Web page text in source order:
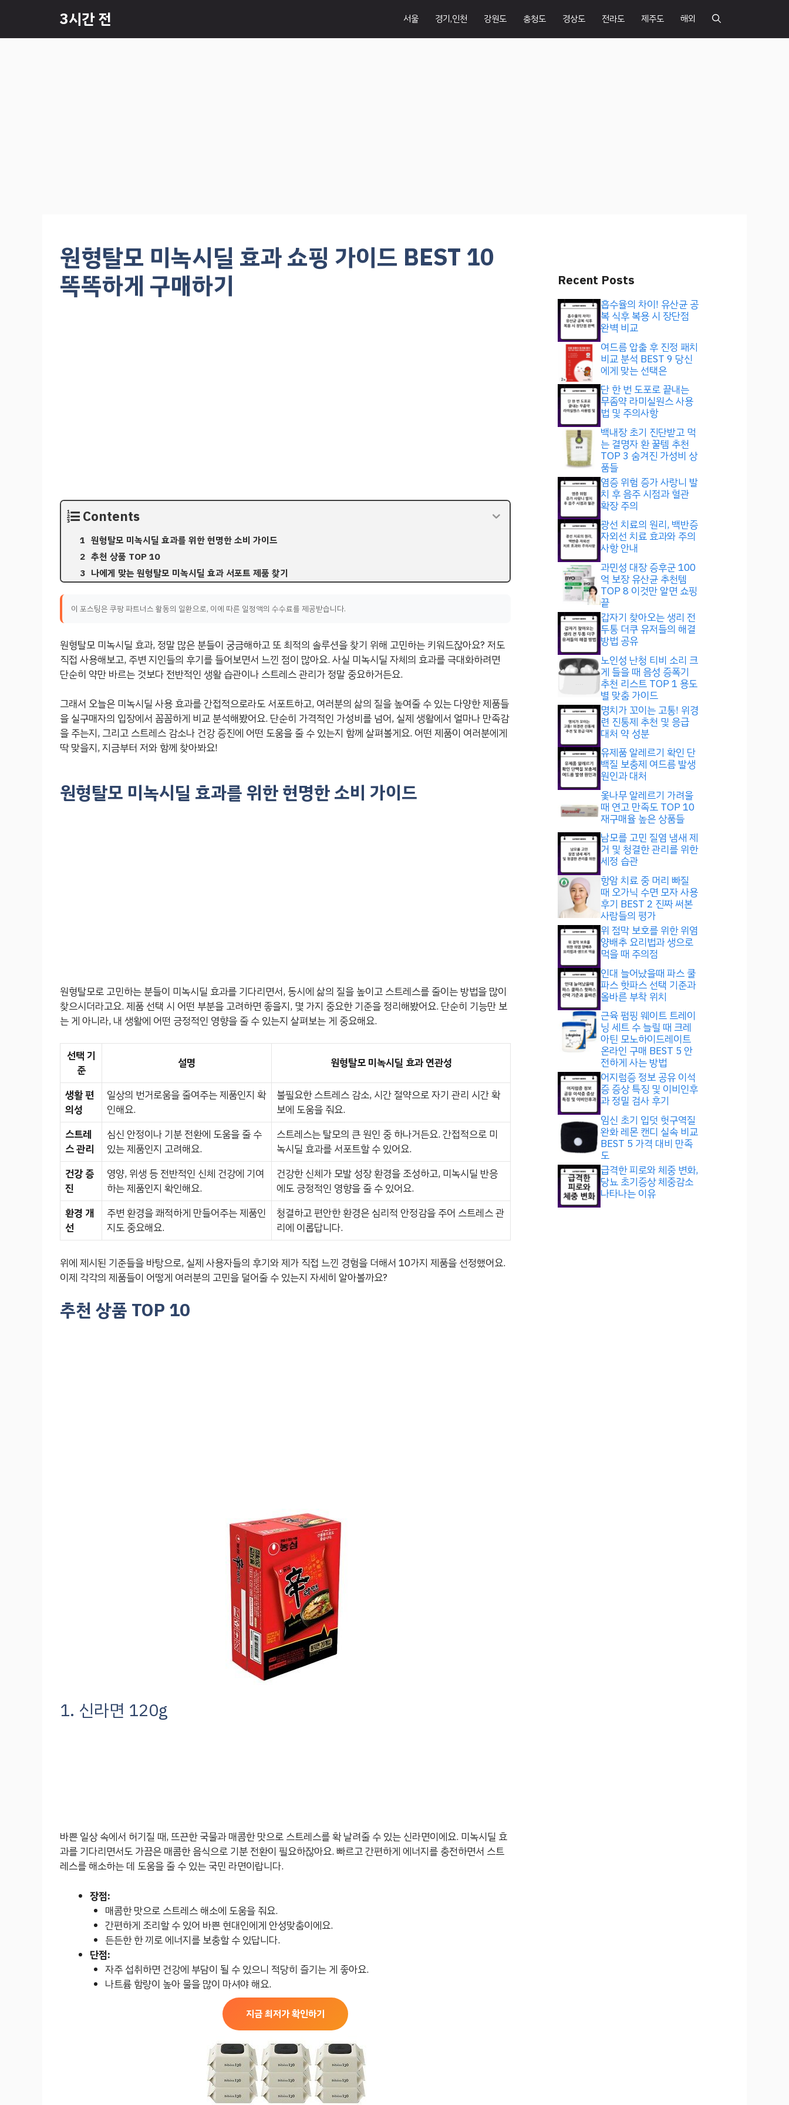
츠
3시간 전 서울 경기,인천 강원도 충청도 경상도 전라도 제주도 해외
원형탈모 미녹시딜 효과 쇼핑 가이드 BEST 10
똑똑하게 구매하기
Contents
원형탈모 미녹시딜 효과를 위한 현명한 소비 가이드
추천 상품 TOP 10
나에게 맞는 원형탈모 미녹시딜 효과 서포트 제품 찾기
이 포스팅은 쿠팡 파트너스 활동의 일환으로, 이에 따른 일정액의 수수료를 제공받습니다.
원형탈모 미녹시딜 효과, 정말 많은 분들이 궁금해하고 또 최적의 솔루션을 찾기 위해 고민하는 키워드잖아요? 저도
직접 사용해보고, 주변 지인들의 후기를 들어보면서 느낀 점이 많아요. 사실 미녹시딜 자체의 효과를 극대화하려면
단순히 약만 바르는 것보다 전반적인 생활 습관이나 스트레스 관리가 정말 중요하거든요.
그래서 오늘은 미녹시딜 사용 효과를 간접적으로라도 서포트하고, 여러분의 삶의 질을 높여줄 수 있는 다양한 제품들
을 실구매자의 입장에서 꼼꼼하게 비교 분석해봤어요. 단순히 가격적인 가성비를 넘어, 실제 생활에서 얼마나 만족감
을 주는지, 그리고 스트레스 감소나 건강 증진에 어떤 도움을 줄 수 있는지 함께 살펴볼게요. 어떤 제품이 여러분에게
딱 맞을지, 지금부터 저와 함께 찾아봐요!
원형탈모 미녹시딜 효과를 위한 현명한 소비 가이드
원형탈모로 고민하는 분들이 미녹시딜 효과를 기다리면서, 동시에 삶의 질을 높이고 스트레스를 줄이는 방법을 많이
찾으시더라고요. 제품 선택 시 어떤 부분을 고려하면 좋을지, 몇 가지 중요한 기준을 정리해봤어요. 단순히 기능만 보
는 게 아니라, 내 생활에 어떤 긍정적인 영향을 줄 수 있는지 살펴보는 게 중요해요.
선택 기
준
설명 원형탈모 미녹시딜 효과 연관성
생활 편
의성
일상의 번거로움을 줄여주는 제품인지 확
인해요.
불필요한 스트레스 감소, 시간 절약으로 자기 관리 시간 확
보에 도움을 줘요.
스트레
스 관리
심신 안정이나 기분 전환에 도움을 줄 수
있는 제품인지 고려해요.
스트레스는 탈모의 큰 원인 중 하나거든요. 간접적으로 미
녹시딜 효과를 서포트할 수 있어요.
건강 증
진
영양, 위생 등 전반적인 신체 건강에 기여
하는 제품인지 확인해요.
건강한 신체가 모발 성장 환경을 조성하고, 미녹시딜 반응
에도 긍정적인 영향을 줄 수 있어요.
환경 개
선
주변 환경을 쾌적하게 만들어주는 제품인
지도 중요해요.
청결하고 편안한 환경은 심리적 안정감을 주어 스트레스 관
리에 이롭답니다.
위에 제시된 기준들을 바탕으로, 실제 사용자들의 후기와 제가 직접 느낀 경험을 더해서 10가지 제품을 선정했어요.
이제 각각의 제품들이 어떻게 여러분의 고민을 덜어줄 수 있는지 자세히 알아볼까요?
추천 상품 TOP 10
1. 신라면 120g
바쁜 일상 속에서 허기질 때, 뜨끈한 국물과 매콤한 맛으로 스트레스를 확 날려줄 수 있는 신라면이에요. 미녹시딜 효
과를 기다리면서도 가끔은 매콤한 음식으로 기분 전환이 필요하잖아요. 빠르고 간편하게 에너지를 충전하면서 스트
레스를 해소하는 데 도움을 줄 수 있는 국민 라면이랍니다.
장점:
매콤한 맛으로 스트레스 해소에 도움을 줘요.
간편하게 조리할 수 있어 바쁜 현대인에게 안성맞춤이에요.
든든한 한 끼로 에너지를 보충할 수 있답니다.
단점:
자주 섭취하면 건강에 부담이 될 수 있으니 적당히 즐기는 게 좋아요.
나트륨 함량이 높아 물을 많이 마셔야 해요.
지금 최저가 확인하기
Recent Posts
흡수율의 차이! 유산균 공
복 식후 복용 시 장단점
완벽 비교
여드름 압출 후 진정 패치
비교 분석 BEST 9 당신
에게 맞는 선택은
단 한 번 도포로 끝내는
무좀약 라미실원스 사용
법 및 주의사항
백내장 초기 진단받고 먹
는 결명자 환 꿀템 추천
TOP 3 숨겨진 가성비 상
품들
염증 위험 증가 사랑니 발
치 후 음주 시점과 혈관
확장 주의
광선 치료의 원리, 백반증
자외선 치료 효과와 주의
사항 안내
과민성 대장 증후군 100
억 보장 유산균 추천템
TOP 8 이것만 알면 쇼핑
끝
갑자기 찾아오는 생리 전
두통 더쿠 유저들의 해결
방법 공유
노인성 난청 티비 소리 크
게 들을 때 음성 증폭기
추천 리스트 TOP 1 용도
별 맞춤 가이드
명치가 꼬이는 고통! 위경
련 진통제 추천 및 응급
대처 약 성분
유제품 알레르기 확인 단
백질 보충제 여드름 발생
원인과 대처
옻나무 알레르기 가려울
때 연고 만족도 TOP 10
재구매율 높은 상품들
남모를 고민 질염 냄새 제
거 및 청결한 관리를 위한
세정 습관
항암 치료 중 머리 빠질
때 오가닉 수면 모자 사용
후기 BEST 2 진짜 써본
사람들의 평가
위 점막 보호를 위한 위염
양배추 요리법과 생으로
먹을 때 주의점
인대 늘어났을때 파스 쿨
파스 핫파스 선택 기준과
올바른 부착 위치
근육 펌핑 웨이트 트레이
닝 세트 수 늘릴 때 크레
아틴 모노하이드레이트
온라인 구매 BEST 5 안
전하게 사는 방법
어지럼증 정보 공유 이석
증 증상 특징 및 이비인후
과 정밀 검사 후기
임신 초기 입덧 헛구역질
완화 레몬 캔디 실속 비교
BEST 5 가격 대비 만족
도
급격한 피로와 체중 변화,
당뇨 초기증상 체중감소
나타나는 이유